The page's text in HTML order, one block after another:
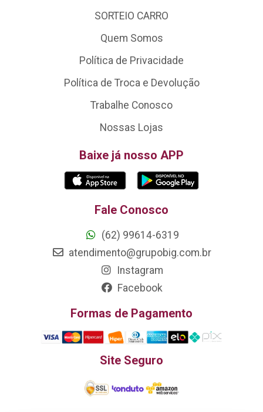
SORTEIO CARRO
Quem Somos
Política de Privacidade
Política de Troca e Devolução
Trabalhe Conosco
Nossas Lojas
Baixe já nosso APP
Fale Conosco
(62) 99614-6319
atendimento@grupobig.com.br
Instagram
Facebook
Formas de Pagamento
Site Seguro